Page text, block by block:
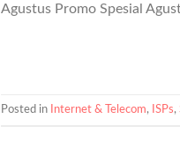
Agustus Promo Spesial
Posted in Internet & Telecom, ISPs,